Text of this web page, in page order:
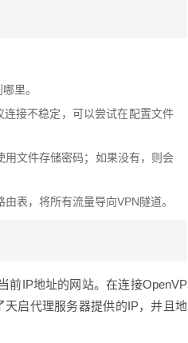
里。
接不稳定，可以尝试在配置文件
文件存储密码；如果没有，则会
表，将所有流量导向VPN隧道。
前IP地址的网站。在连接OpenVP
启代理服务器提供的IP，并且地